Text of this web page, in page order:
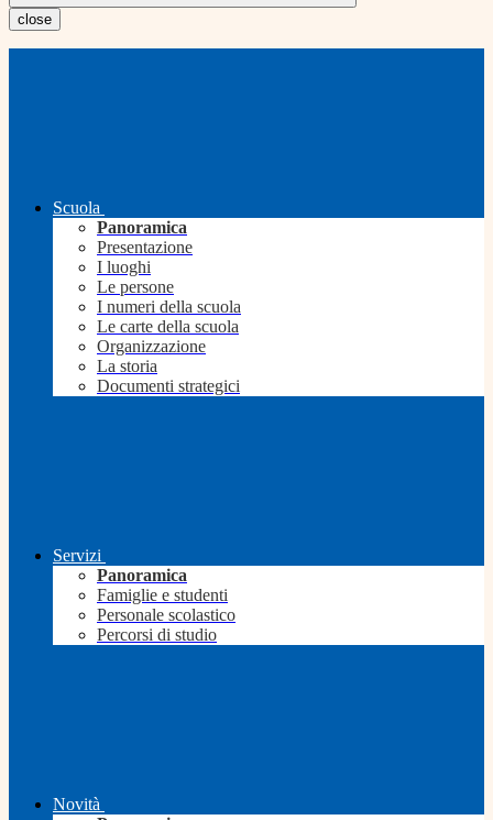
close
Scuola
Panoramica
Presentazione
I luoghi
Le persone
I numeri della scuola
Le carte della scuola
Organizzazione
La storia
Documenti strategici
Servizi
Panoramica
Famiglie e studenti
Personale scolastico
Percorsi di studio
Novità